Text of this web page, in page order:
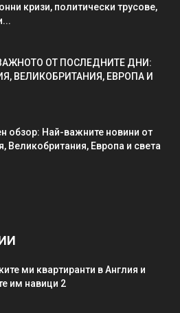
кризи, политически трусове,
ОТ ПОСЛЕДНИТЕ ДНИ:
ВЕЛИКОБРИТАНИЯ, ЕВРОПА И
обзор: Най-важните новини от
Великобритания, Европа и света
ми квартиранти в Англия и
им навици 2